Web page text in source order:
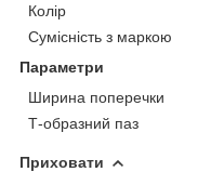
Колір
Сумісність з маркою
Параметри
Ширина поперечки
Т-образний паз
Приховати